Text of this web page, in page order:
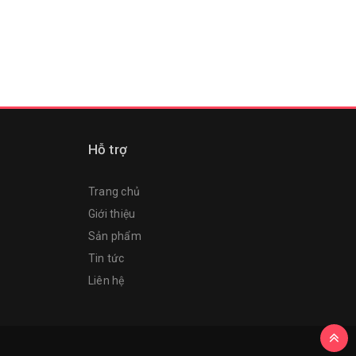
Hỗ trợ
Trang chủ
Giới thiệu
Sản phẩm
Tin tức
Liên hệ